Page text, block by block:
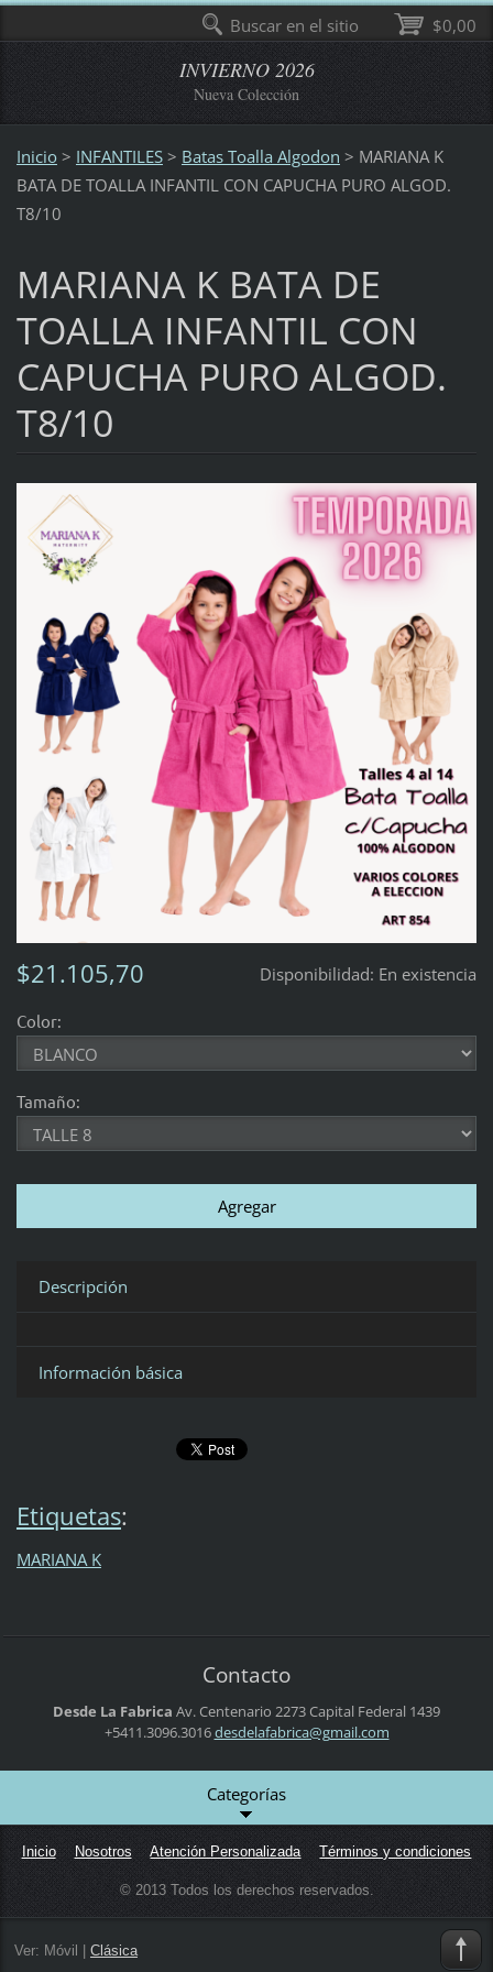
INVIERNO 2026
Nueva Colección
Inicio > INFANTILES > Batas Toalla Algodon > MARIANA K
BATA DE TOALLA INFANTIL CON CAPUCHA PURO ALGOD.
T8/10
MARIANA K BATA DE
TOALLA INFANTIL CON
CAPUCHA PURO ALGOD.
T8/10
Disponibilidad: En existencia
$21.105,70
Color:
Tamaño:
Descripción
Información básica
Etiquetas:
MARIANA K
Contacto
Desde La Fabrica Av. Centenario 2273Capital Federal 1439
+5411.3096.3016desdelafabrica@gmail.com
Categorías
Inicio Nosotros Atención Personalizada Términos y condiciones
© 2013 Todos los derechos reservados.
Ver: Móvil Clásica
$0,00
Buscar en el sitio